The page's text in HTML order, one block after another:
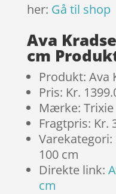
her: Gå til shop
Ava
cm
Produkt: Ava
Pris: Kr.
Mærke: Trixie
Fragtpris: Kr.
100 cm
Direkte link:
cm